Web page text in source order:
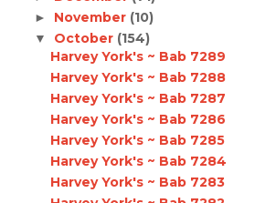
► November (10)
▼ October (154)
Harvey York's ~ Bab 7289
Harvey York's ~ Bab 7288
Harvey York's ~ Bab 7287
Harvey York's ~ Bab 7286
Harvey York's ~ Bab 7285
Harvey York's ~ Bab 7284
Harvey York's ~ Bab 7283